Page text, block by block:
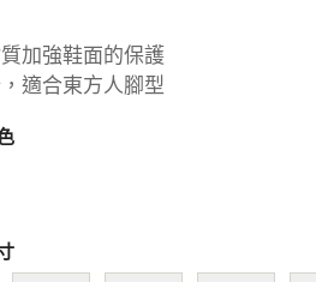
加強鞋面的保護
適合東方人腳型